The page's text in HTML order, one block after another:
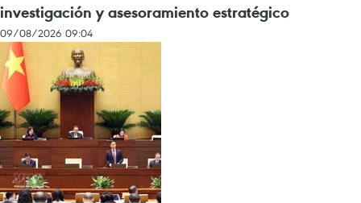
investigación y asesoramiento estratégico
09/08/2026 09:04